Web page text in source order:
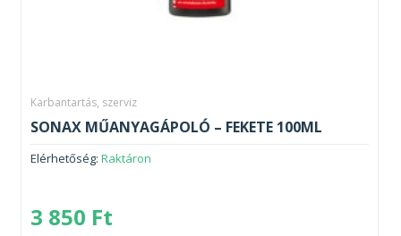
Karbantartás, szerviz
SONAX MŰANYAGÁPOLÓ – FEKETE 100ML
Elérhetőség: Raktáron
3 850 Ft